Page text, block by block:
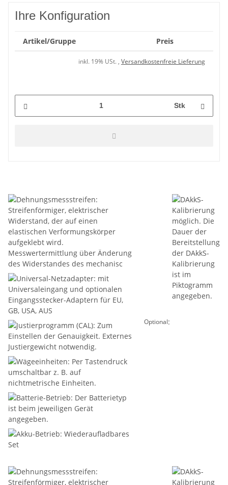
Ihre Konfiguration
Artikel/Gruppe Preis
inkl. 19% USt. , Versandkostenfreie Lieferung
Stk
Optional: